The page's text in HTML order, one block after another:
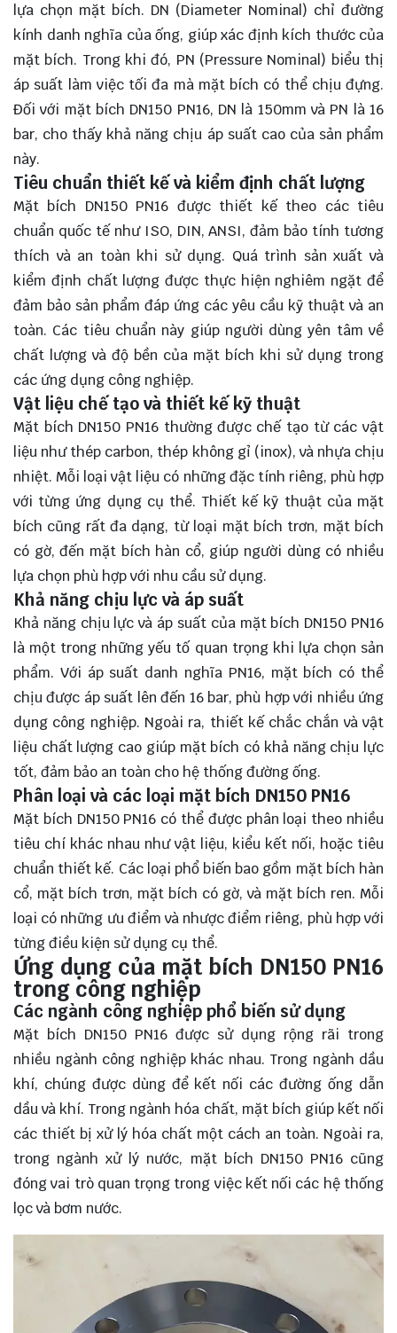
lựa chọn mặt bích. DN (Diameter Nominal) chỉ đường
kính danh nghĩa của ống, giúp xác định kích thước của
mặt bích. Trong khi đó, PN (Pressure Nominal) biểu thị
áp suất làm việc tối đa mà mặt bích có thể chịu đựng.
Đối với mặt bích DN150 PN16, DN là 150mm và PN là 16
bar, cho thấy khả năng chịu áp suất cao của sản phẩm
này.
Tiêu chuẩn thiết kế và kiểm định chất lượng
Mặt bích DN150 PN16 được thiết kế theo các tiêu
chuẩn quốc tế như ISO, DIN, ANSI, đảm bảo tính tương
thích và an toàn khi sử dụng. Quá trình sản xuất và
kiểm định chất lượng được thực hiện nghiêm ngặt để
đảm bảo sản phẩm đáp ứng các yêu cầu kỹ thuật và an
toàn. Các tiêu chuẩn này giúp người dùng yên tâm về
chất lượng và độ bền của mặt bích khi sử dụng trong
các ứng dụng công nghiệp.
Vật liệu chế tạo và thiết kế kỹ thuật
Mặt bích DN150 PN16 thường được chế tạo từ các vật
liệu như thép carbon, thép không gỉ (inox), và nhựa chịu
nhiệt. Mỗi loại vật liệu có những đặc tính riêng, phù hợp
với từng ứng dụng cụ thể. Thiết kế kỹ thuật của mặt
bích cũng rất đa dạng, từ loại mặt bích trơn, mặt bích
có gờ, đến mặt bích hàn cổ, giúp người dùng có nhiều
lựa chọn phù hợp với nhu cầu sử dụng.
Khả năng chịu lực và áp suất
Khả năng chịu lực và áp suất của mặt bích DN150 PN16
là một trong những yếu tố quan trọng khi lựa chọn sản
phẩm. Với áp suất danh nghĩa PN16, mặt bích có thể
chịu được áp suất lên đến 16 bar, phù hợp với nhiều ứng
dụng công nghiệp. Ngoài ra, thiết kế chắc chắn và vật
liệu chất lượng cao giúp mặt bích có khả năng chịu lực
tốt, đảm bảo an toàn cho hệ thống đường ống.
Phân loại và các loại mặt bích DN150 PN16
Mặt bích DN150 PN16 có thể được phân loại theo nhiều
tiêu chí khác nhau như vật liệu, kiểu kết nối, hoặc tiêu
chuẩn thiết kế. Các loại phổ biến bao gồm mặt bích hàn
cổ, mặt bích trơn, mặt bích có gờ, và mặt bích ren. Mỗi
loại có những ưu điểm và nhược điểm riêng, phù hợp với
từng điều kiện sử dụng cụ thể.
Ứng dụng của mặt bích DN150 PN16
trong công nghiệp
Các ngành công nghiệp phổ biến sử dụng
Mặt bích DN150 PN16 được sử dụng rộng rãi trong
nhiều ngành công nghiệp khác nhau. Trong ngành dầu
khí, chúng được dùng để kết nối các đường ống dẫn
dầu và khí. Trong ngành hóa chất, mặt bích giúp kết nối
các thiết bị xử lý hóa chất một cách an toàn. Ngoài ra,
trong ngành xử lý nước, mặt bích DN150 PN16 cũng
đóng vai trò quan trọng trong việc kết nối các hệ thống
lọc và bơm nước.